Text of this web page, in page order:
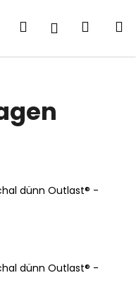
SuchenLogin
dünn Outlast® -
dünn Outlast® -